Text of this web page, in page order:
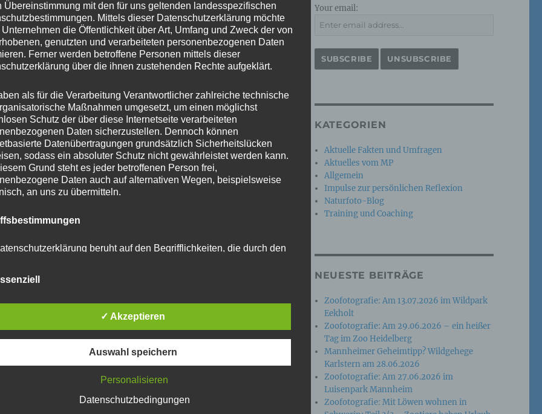
abzugeben.
reduzieren.Erfahre, wie deine Kommentardaten
über
Your email:
KATEGORIEN
Aktuelle Fakten und Umfragen
Aktuelles vom MP
Allgemein
Impulse zur persönlichen Reflexion
Naturfoto-Blog
Training und Coaching
NEUESTE BEITRÄGE
Zoofotografie: Am 13.07.2026 im Wildpark
Eekholt
Zoofotografie: Am 29.06.2026 – ein heißer
Tag im Zoo Heidelberg
Mannheimer Geheimtipp? Wildgehege
Karlstern am 28.06.2026
Zoofotografie: Am 27.06.2026 im
Luisenpark Mannheim
Zoofotografie: Mit Löwen wohnen in
Übereinstimmung mit den für uns geltenden landesspezifischen
Mittels dieser Datenschutzerklärung möchte
Unternehmen die Öffentlichkeit über Art, Umfang und Zweck der von
genutzten und verarbeiteten personenbezogenen Daten
Ferner werden betroffene Personen mittels dieser
über die ihnen zustehenden Rechte aufgeklärt.
als für die Verarbeitung Verantwortlicher zahlreiche technische
Maßnahmen umgesetzt, um einen möglichst
Schutz der über diese Internetseite verarbeiteten
Daten sicherzustellen. Dennoch können
Datenübertragungen grundsätzlich Sicherheitslücken
sodass ein absoluter Schutz nicht gewährleistet werden kann.
Grund steht es jeder betroffenen Person frei,
Daten auch auf alternativen Wegen, beispielsweise
an uns zu übermitteln.
beruht auf den Begrifflichkeiten, die durch den
Grundverordnung (DS-GVO) verwendet wurden. Unsere
soll sowohl für die Öffentlichkeit als auch für unsere
gewährleisten, möchten wir vorab die verwendeten
in dieser Datenschutzerklärung unter anderem die
✓ Akzeptieren
Auswahl speichern
Personalisieren
Datenschutzbedingungen